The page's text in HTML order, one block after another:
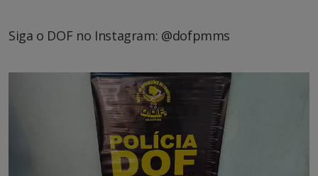
Siga o DOF no Instagram: @dofpmms